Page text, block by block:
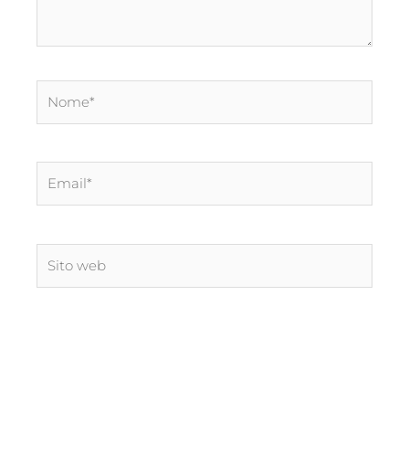
Nome*
Email*
Sito
web